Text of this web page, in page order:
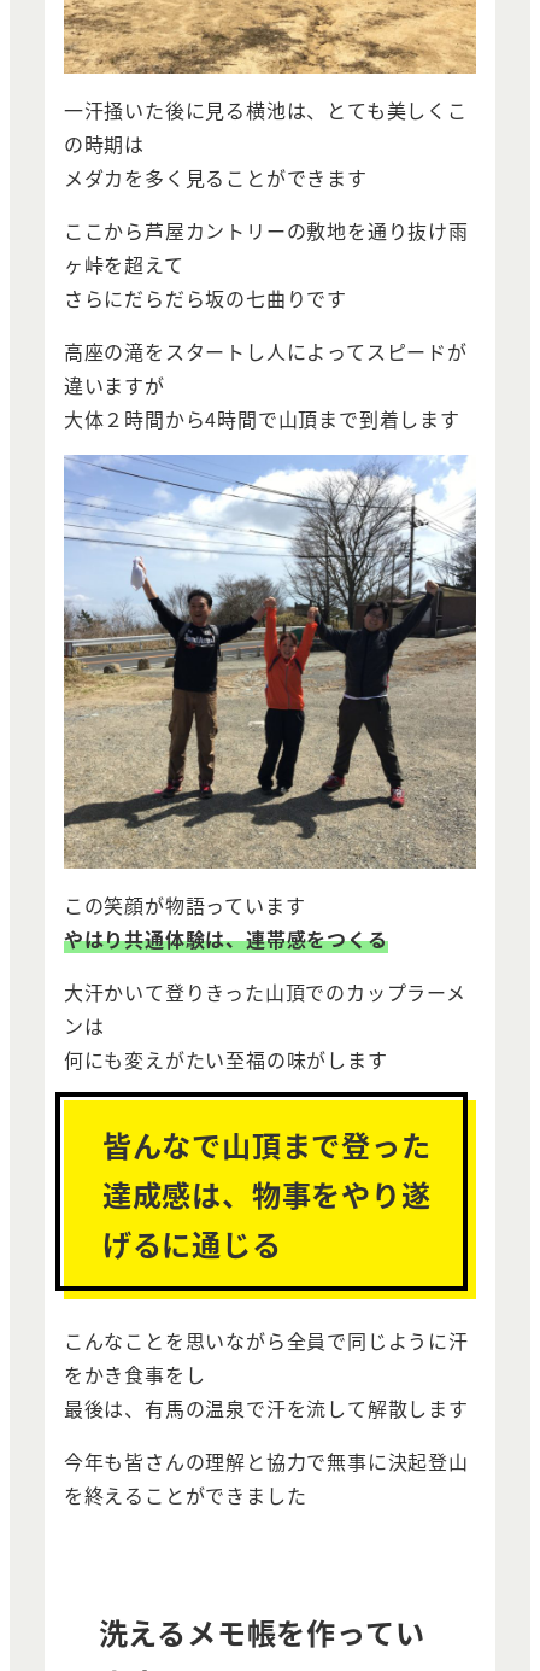
一汗掻いた後に見る横池は、とても美しくこ
の時期は
メダカを多く見ることができます
ここから芦屋カントリーの敷地を通り抜け雨
ヶ峠を超えて
さらにだらだら坂の七曲りです
高座の滝をスタートし人によってスピードが
違いますが
大体２時間から4時間で山頂まで到着します
この笑顔が物語っています
やはり共通体験は、連帯感をつくる
大汗かいて登りきった山頂でのカップラーメ
ンは
何にも変えがたい至福の味がします
皆んなで山頂まで登った
達成感は、物事をやり遂
げるに通じる
こんなことを思いながら全員で同じように汗
をかき食事をし
最後は、有馬の温泉で汗を流して解散します
今年も皆さんの理解と協力で無事に決起登山
を終えることができました
洗えるメモ帳を作ってい